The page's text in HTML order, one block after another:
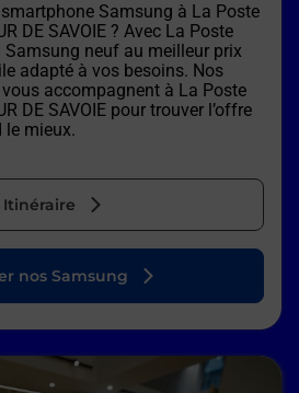
Samsung à La Poste
DE SAVOIE ? Avec La Poste
Samsung neuf au meilleur prix
adapté à vos besoins. Nos
accompagnent à La Poste
DE SAVOIE pour trouver l’offre
le mieux.
Itinéraire
nos Samsung